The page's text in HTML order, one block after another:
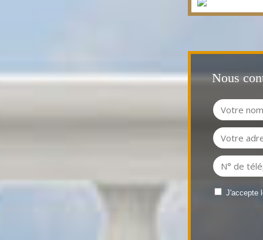
Nous
J'accepte